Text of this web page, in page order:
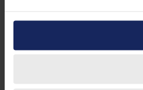
Není-li nájemce ve svém podnikání
při uzavírání nájemní smlouvy,
okolností, jak dovodil Nejvyšší soud